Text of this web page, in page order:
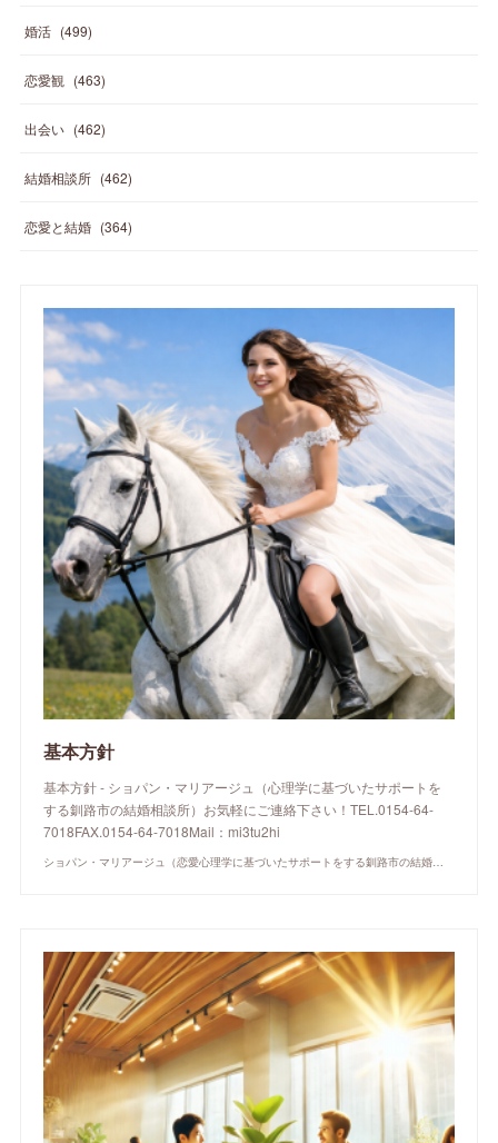
婚活 (499)
恋愛観 (463)
出会い (462)
結婚相談所 (462)
恋愛と結婚 (364)
基本方針
基本方針 - ショパン・マリアージュ（心理学に基づいたサポートを
する釧路市の結婚相談所）お気軽にご連絡下さい！TEL.0154-64-
7018FAX.0154-64-7018Mail：mi3tu2hi